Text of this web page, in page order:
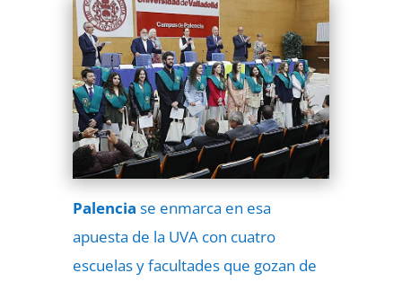
Palencia se enmarca en esa
apuesta de la UVA con cuatro
escuelas y facultades que gozan de